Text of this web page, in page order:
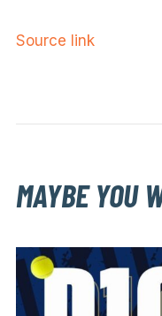
Source link
MAYBE YOU